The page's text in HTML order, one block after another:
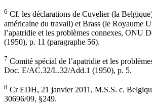
6 Cf. les déclarations de Cuvelier (la
américaine du travail) et Brass (le Royaume
l’apatridie et les problèmes connexes, ONU
(1950), p. 11 (paragraphe 56).
7 Comité spécial de l’apatridie et les
Doc. E/AC.32/L.32/Add.1 (1950), p. 5.
8 Cr EDH, 21 janvier 2011, M.S.S. c.
30696/09, §249.